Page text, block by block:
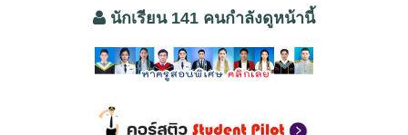
นักเรียน 141 คนกำลังดูหน้านี้